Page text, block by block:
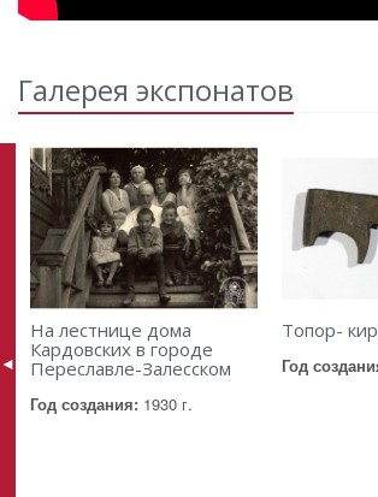
Галерея экспонатов
На лестнице дома
Кардовских в городе
Переславле-Залесском
Год создания: 1930 г.
Топор-
Год
◄